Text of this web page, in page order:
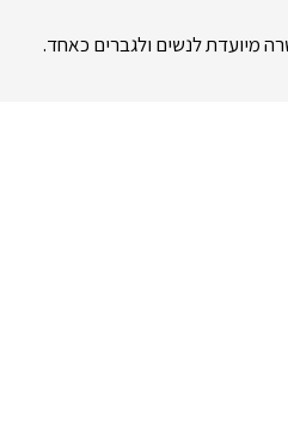
מיועדת לנשים ולגברים כאחד.